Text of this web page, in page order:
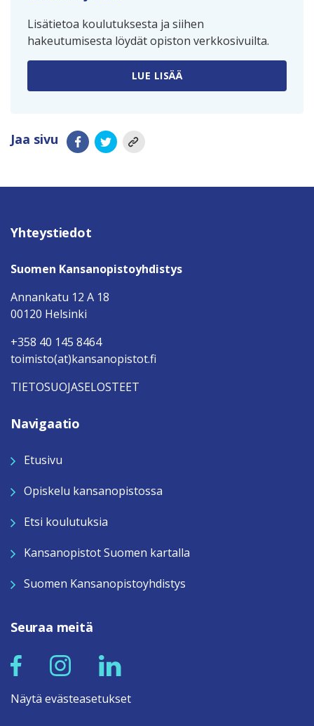
Lisätietoa koulutuksesta ja siihen
hakeutumisesta löydät opiston verkkosivuilta.
LUE LISÄÄ
Jaa sivu
Yhteystiedot
Suomen Kansanopistoyhdistys
Annankatu 12 A 18
00120 Helsinki
+358 40 145 8464
toimisto(at)kansanopistot.fi
TIETOSUOJASELOSTEET
Navigaatio
Etusivu
Opiskelu kansanopistossa
Etsi koulutuksia
Kansanopistot Suomen kartalla
Suomen Kansanopistoyhdistys
Seuraa meitä
Näytä evästeasetukset